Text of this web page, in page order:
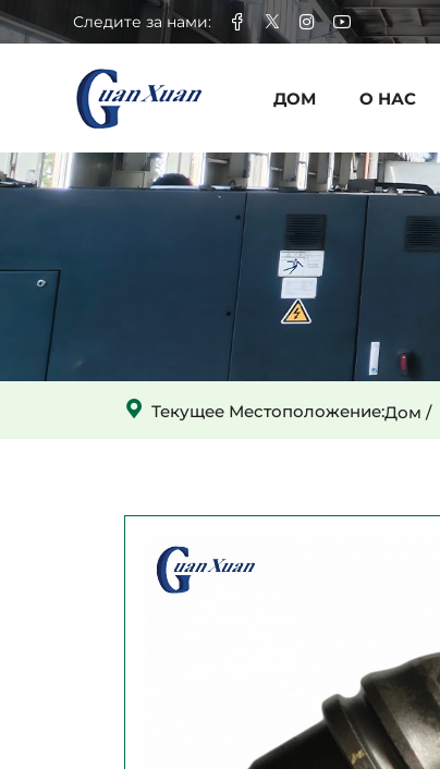
Следите за нами:
ДОМ О НАС
Скальный
ковш
для
роторной
установки
Текущее Местоположение:Дом